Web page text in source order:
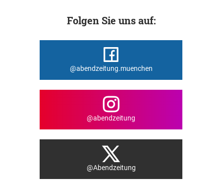
Folgen Sie uns auf:
@abendzeitung.muenchen
@abendzeitung
@Abendzeitung